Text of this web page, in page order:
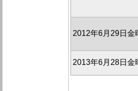
2012年6月29日金
2013年6月28日金